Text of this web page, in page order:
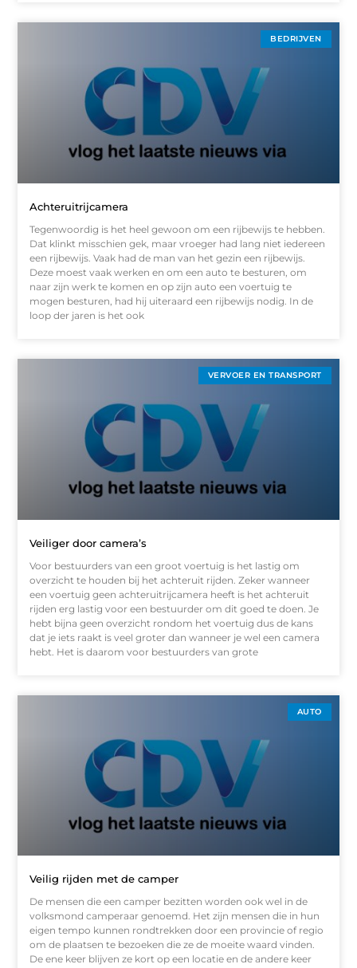
BEDRIJVEN
Achteruitrijcamera
Tegenwoordig is het heel gewoon om een rijbewijs te hebben.
Dat klinkt misschien gek, maar vroeger had lang niet iedereen
een rijbewijs. Vaak had de man van het gezin een rijbewijs.
Deze moest vaak werken en om een auto te besturen, om
naar zijn werk te komen en op zijn auto een voertuig te
mogen besturen, had hij uiteraard een rijbewijs nodig. In de
loop der jaren is het ook
VERVOER EN TRANSPORT
Veiliger door camera’s
Voor bestuurders van een groot voertuig is het lastig om
overzicht te houden bij het achteruit rijden. Zeker wanneer
een voertuig geen achteruitrijcamera heeft is het achteruit
rijden erg lastig voor een bestuurder om dit goed te doen. Je
hebt bijna geen overzicht rondom het voertuig dus de kans
dat je iets raakt is veel groter dan wanneer je wel een camera
hebt. Het is daarom voor bestuurders van grote
AUTO
Veilig rijden met de camper
De mensen die een camper bezitten worden ook wel in de
volksmond camperaar genoemd. Het zijn mensen die in hun
eigen tempo kunnen rondtrekken door een provincie of regio
om de plaatsen te bezoeken die ze de moeite waard vinden.
De ene keer blijven ze kort op een locatie en de andere keer